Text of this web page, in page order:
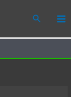
Search